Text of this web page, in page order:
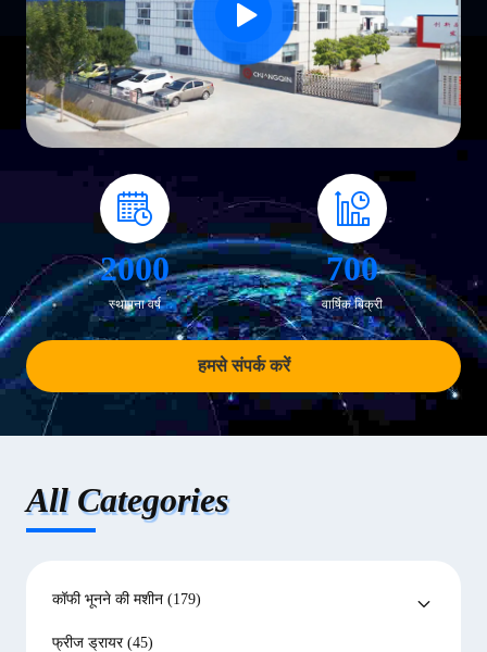
2000
स्थापना वर्ष
700
वार्षिक बिक्री
हमसे संपर्क करें
All Categories
कॉफी भूनने की मशीन (179)
फ्रीज ड्रायर (45)